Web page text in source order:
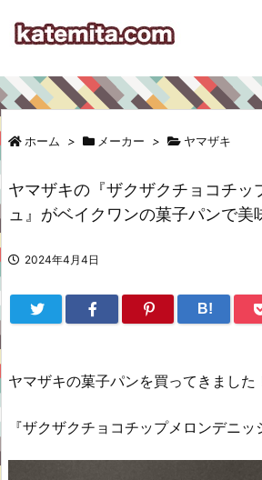
ホーム > メーカー > ヤマザキ
ヤマザキの『ザクザクチョコチッ
ュ』がベイクワンの菓子パンで美
2024年4月4日
B!
ヤマザキの菓子パンを買ってきました
『ザクザクチョコチップメロンデニッ